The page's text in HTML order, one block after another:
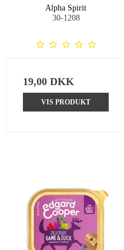
Alpha Spirit
30-1208
19,00 DKK
VIS PRODUKT